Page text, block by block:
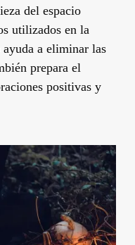
del espacio
utilizados en la
a eliminar las
prepara el
positivas y